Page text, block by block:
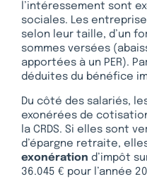
l’intéressement sont
sociales. Les
selon leur taille, d’un
sommes versées
apportées à un PER).
déduites du bénéfice
Du côté des salariés,
exonérées de
la CRDS. Si elles sont
d’épargne retraite,
exonération d’impôt
36.045 € pour l’année